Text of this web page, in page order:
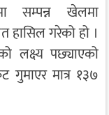
सम्पन्न खेलमा
हासिल गरेको हो ।
लक्ष्य पछ्याएको
मात्र १३७